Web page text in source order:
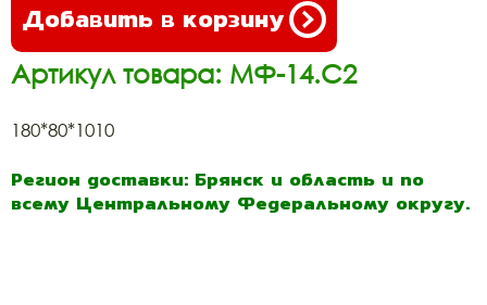
Добавить в корзину
Артикул товара: МФ-14.С2
180*80*1010
Регион доставки: Брянск и область и по
всему Центральному Федеральному округу.